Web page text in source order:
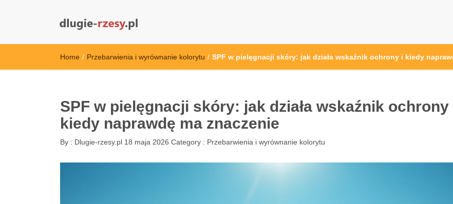
Home / Przebarwienia i wyrównanie kolorytu / SPF w pielęgnacji skóry: jak działa wskaźnik ochrony i kiedy
SPF w pielęgnacji skóry: jak działa wskaźnik ochrony
kiedy naprawdę ma znaczenie
By : Dlugie-rzesy.pl 18 maja 2026 Category : Przebarwienia i wyrównanie kolorytu